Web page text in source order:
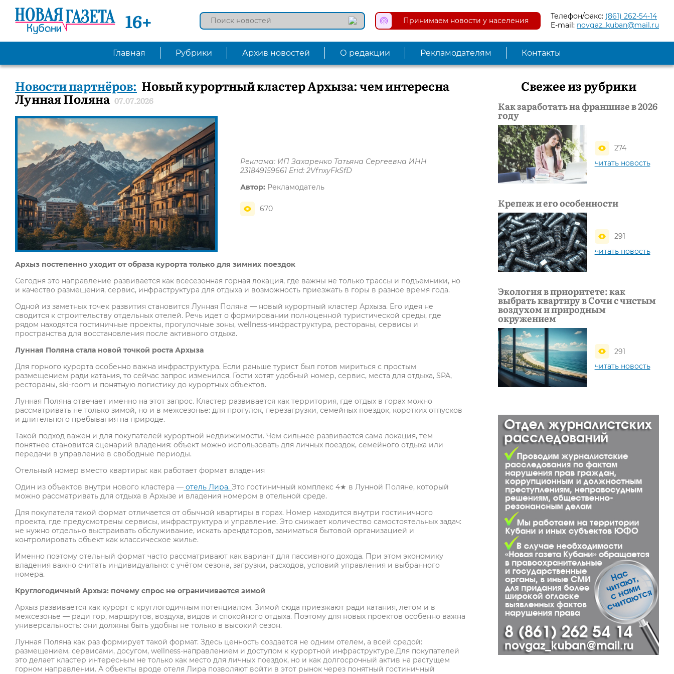
16+ Принимаем новости у населения Телефон/факс: (861) 262-54-14
E-mail: novgaz_kuban@mail.ru
Главная Рубрики Архив новостей О редакции Рекламодателям Контакты
Новости партнёров: Новый курортный кластер Архыза: чем интересна
Лунная Поляна 07.07.2026
Реклама: ИП Захаренко Татьяна Сергеевна ИНН
231849159661 Erid: 2VfnxyFkSfD
Автор: Рекламодатель
670
Архыз постепенно уходит от образа курорта только для зимних поездок
Сегодня это направление развивается как всесезонная горная локация, где важны не только трассы и подъемники, но
и качество размещения, сервис, инфраструктура для отдыха и возможность приезжать в горы в разное время года.
Одной из заметных точек развития становится Лунная Поляна — новый курортный кластер Архыза. Его идея не
сводится к строительству отдельных отелей. Речь идет о формировании полноценной туристической среды, где
рядом находятся гостиничные проекты, прогулочные зоны, wellness-инфраструктура, рестораны, сервисы и
пространства для восстановления после активного отдыха.
Лунная Поляна стала новой точкой роста Архыза
Для горного курорта особенно важна инфраструктура. Если раньше турист был готов мириться с простым
размещением ради катания, то сейчас запрос изменился. Гости хотят удобный номер, сервис, места для отдыха, SPA,
рестораны, ski-room и понятную логистику до курортных объектов.
Лунная Поляна отвечает именно на этот запрос. Кластер развивается как территория, где отдых в горах можно
рассматривать не только зимой, но и в межсезонье: для прогулок, перезагрузки, семейных поездок, коротких отпусков
и длительного пребывания на природе.
Такой подход важен и для покупателей курортной недвижимости. Чем сильнее развивается сама локация, тем
понятнее становится сценарий владения: объект можно использовать для личных поездок, семейного отдыха или
передачи в управление в свободные периоды.
Отельный номер вместо квартиры: как работает формат владения
Один из объектов внутри нового кластера — отель Лира. Это гостиничный комплекс 4★ в Лунной Поляне, который
можно рассматривать для отдыха в Архызе и владения номером в отельной среде.
Для покупателя такой формат отличается от обычной квартиры в горах. Номер находится внутри гостиничного
проекта, где предусмотрены сервисы, инфраструктура и управление. Это снижает количество самостоятельных задач:
не нужно отдельно выстраивать обслуживание, искать арендаторов, заниматься бытовой организацией и
контролировать объект как классическое жилье.
Именно поэтому отельный формат часто рассматривают как вариант для пассивного дохода. При этом экономику
владения важно считать индивидуально: с учётом сезона, загрузки, расходов, условий управления и выбранного
номера.
Круглогодичный Архыз: почему спрос не ограничивается зимой
Архыз развивается как курорт с круглогодичным потенциалом. Зимой сюда приезжают ради катания, летом и в
межсезонье — ради гор, маршрутов, воздуха, видов и спокойного отдыха. Поэтому для новых проектов особенно важна
универсальность: они должны быть удобны не только в высокий сезон.
Лунная Поляна как раз формирует такой формат. Здесь ценность создается не одним отелем, а всей средой:
размещением, сервисами, досугом, wellness-направлением и доступом к курортной инфраструктуре.Для покупателей
это делает кластер интересным не только как место для личных поездок, но и как долгосрочный актив на растущем
горном направлении. А объекты вроде отеля Лира позволяют войти в этот рынок через понятный гостиничный
Свежее из рубрики
Как заработать на франшизе в 2026
году
274
читать новость
Крепеж и его особенности
291
читать новость
Экология в приоритете: как
выбрать квартиру в Сочи с чистым
воздухом и природным
окружением
291
читать новость